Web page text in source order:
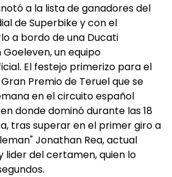
a la lista de ganadores del
de Superbike y con el
a bordo de una Ducati
un equipo
El festejo primerizo para el
Premio de Teruel que se
en el circuito español
donde dominó durante las 18
tras superar en el primer giro a
Jonathan Rea, actual
lider del certamen, quien lo